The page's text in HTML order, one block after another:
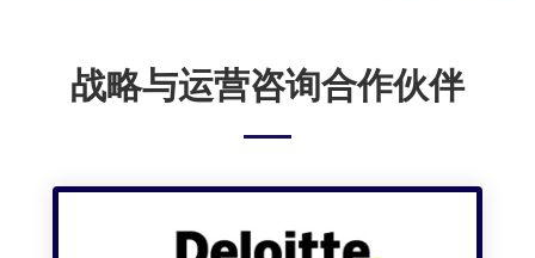
战略与运营咨询合作伙伴